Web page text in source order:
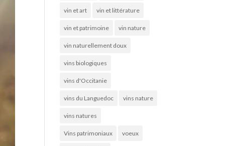
vin et art vin et littérature
vin et patrimoine vin nature
vin naturellement doux
vins biologiques
vins d'Occitanie
vins du Languedoc vins nature
vins natures
Vins patrimoniaux voeux